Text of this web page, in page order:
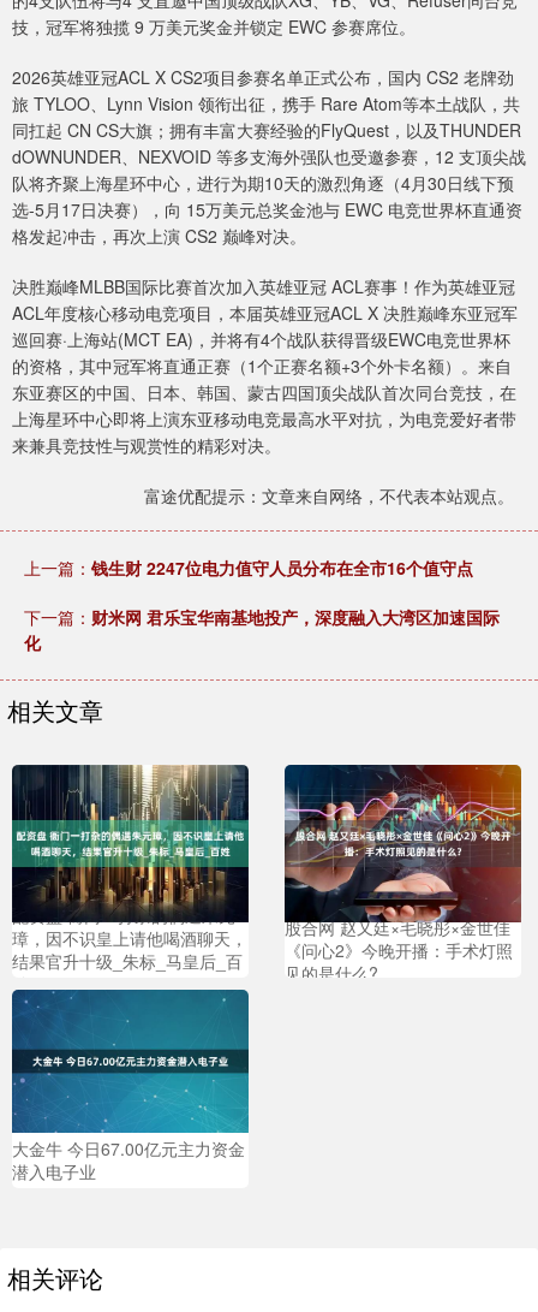
技，冠军将独揽 9 万美元奖金并锁定 EWC 参赛席位。
2026英雄亚冠ACL X CS2项目参赛名单正式公布，国内 CS2 老牌劲
旅 TYLOO、Lynn Vision 领衔出征，携手 Rare Atom等本土战队，共
同扛起 CN CS大旗；拥有丰富大赛经验的FlyQuest，以及THUNDER
dOWNUNDER、NEXVOID 等多支海外强队也受邀参赛，12 支顶尖战
队将齐聚上海星环中心，进行为期10天的激烈角逐（4月30日线下预
选-5月17日决赛），向 15万美元总奖金池与 EWC 电竞世界杯直通资
格发起冲击，再次上演 CS2 巅峰对决。
决胜巅峰MLBB国际比赛首次加入英雄亚冠 ACL赛事！作为英雄亚冠
ACL年度核心移动电竞项目，本届英雄亚冠ACL X 决胜巅峰东亚冠军
巡回赛·上海站(MCT EA)，并将有4个战队获得晋级EWC电竞世界杯
的资格，其中冠军将直通正赛（1个正赛名额+3个外卡名额）。来自
东亚赛区的中国、日本、韩国、蒙古四国顶尖战队首次同台竞技，在
上海星环中心即将上演东亚移动电竞最高水平对抗，为电竞爱好者带
来兼具竞技性与观赏性的精彩对决。
富途优配提示：文章来自网络，不代表本站观点。
上一篇： 钱生财 2247位电力值守人员分布在全市16个值守点
下一篇： 财米网 君乐宝华南基地投产，深度融入大湾区加速国际
化
相关文章
配资盘 衙门一打杂的偶遇朱元
璋，因不识皇上请他喝酒聊天，
结果官升十级_朱标_马皇后_百
姓
股合网 赵又廷×毛晓彤×金世佳
《问心2》今晚开播：手术灯照
见的是什么?
大金牛 今日67.00亿元主力资金
潜入电子业
相关评论